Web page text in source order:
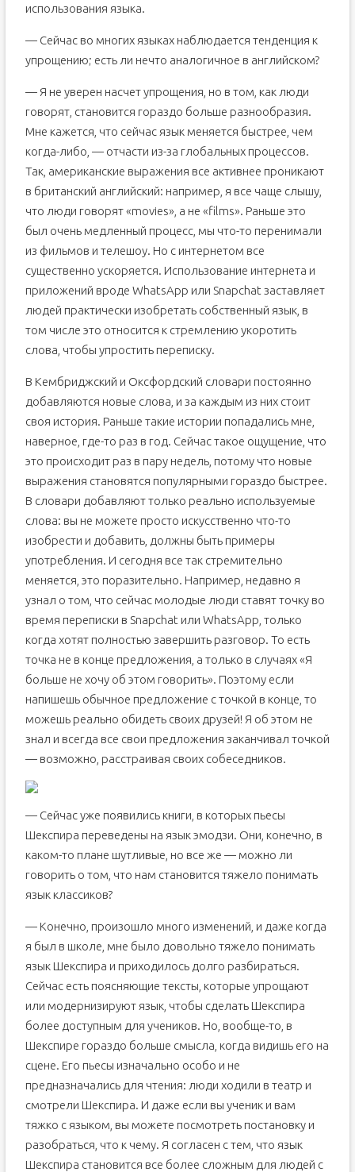
использования языка.
— Сейчас во многих языках наблюдается тенденция к
упрощению; есть ли нечто аналогичное в английском?
— Я не уверен насчет упрощения, но в том, как люди
говорят, становится гораздо больше разнообразия.
Мне кажется, что сейчас язык меняется быстрее, чем
когда-либо, — отчасти из-за глобальных процессов.
Так, американские выражения все активнее проникают
в британский английский: например, я все чаще слышу,
что люди говорят «movies», а не «films». Раньше это
был очень медленный процесс, мы что-то перенимали
из фильмов и телешоу. Но с интернетом все
существенно ускоряется. Использование интернета и
приложений вроде WhatsApp или Snapchat заставляет
людей практически изобретать собственный язык, в
том числе это относится к стремлению укоротить
слова, чтобы упростить переписку.
В Кембриджский и Оксфордский словари постоянно
добавляются новые слова, и за каждым из них стоит
своя история. Раньше такие истории попадались мне,
наверное, где-то раз в год. Сейчас такое ощущение, что
это происходит раз в пару недель, потому что новые
выражения становятся популярными гораздо быстрее.
В словари добавляют только реально используемые
слова: вы не можете просто искусственно что-то
изобрести и добавить, должны быть примеры
употребления. И сегодня все так стремительно
меняется, это поразительно. Например, недавно я
узнал о том, что сейчас молодые люди ставят точку во
время переписки в Snapchat или WhatsApp, только
когда хотят полностью завершить разговор. То есть
точка не в конце предложения, а только в случаях «Я
больше не хочу об этом говорить». Поэтому если
напишешь обычное предложение с точкой в конце, то
можешь реально обидеть своих друзей! Я об этом не
знал и всегда все свои предложения заканчивал точкой
— возможно, расстраивая своих собеседников.
— Сейчас уже появились книги, в которых пьесы
Шекспира переведены на язык эмодзи. Они, конечно, в
каком-то плане шутливые, но все же — можно ли
говорить о том, что нам становится тяжело понимать
язык классиков?
— Конечно, произошло много изменений, и даже когда
я был в школе, мне было довольно тяжело понимать
язык Шекспира и приходилось долго разбираться.
Сейчас есть поясняющие тексты, которые упрощают
или модернизируют язык, чтобы сделать Шекспира
более доступным для учеников. Но, вообще-то, в
Шекспире гораздо больше смысла, когда видишь его на
сцене. Его пьесы изначально особо и не
предназначались для чтения: люди ходили в театр и
смотрели Шекспира. И даже если вы ученик и вам
тяжко с языком, вы можете посмотреть постановку и
разобраться, что к чему. Я согласен с тем, что язык
Шекспира становится все более сложным для людей с